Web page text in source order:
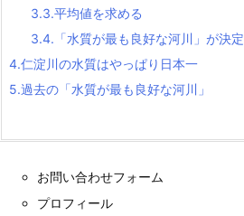
3.3.平均値を求める
3.4. 「水質が最も良好な河川」が決定
4.仁淀川の水質はやっぱり日本一
5.過去の「水質が最も良好な河川」
お問い合わせフォーム
プロフィール